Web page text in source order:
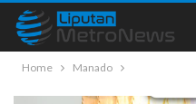
Home Manado